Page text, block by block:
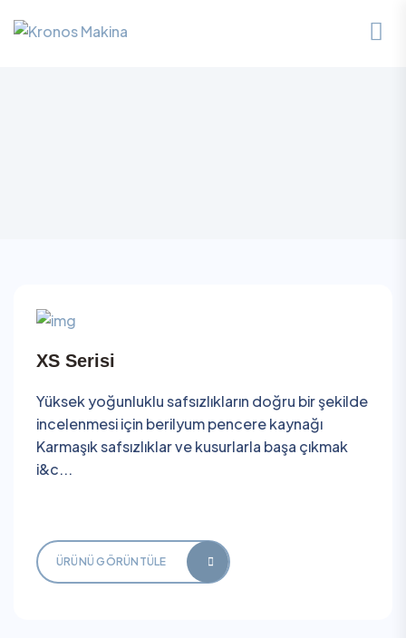
XS Serisi
Yüksek yoğunluklu safsızlıkların doğru bir şekilde
incelenmesi için berilyum pencere kaynağı
Karmaşık safsızlıklar ve kusurlarla başa çıkmak
i&c...
ÜRÜNÜ GÖRÜNTÜLE